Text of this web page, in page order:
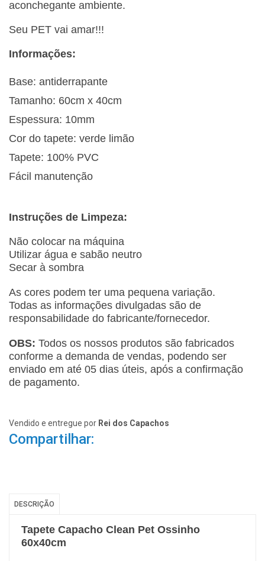
aconchegante ambiente.
Seu PET vai amar!!!
Informações:
Base: antiderrapante
Tamanho: 60cm x 40cm
Espessura: 10mm
Cor do tapete: verde limão
Tapete: 100% PVC
Fácil manutenção
Instruções de Limpeza:
Não colocar na máquina
Utilizar água e sabão neutro
Secar à sombra
As cores podem ter uma pequena variação.
Todas as informações divulgadas são de
responsabilidade do fabricante/fornecedor.
OBS: Todos os nossos produtos são fabricados
conforme a demanda de vendas, podendo ser
enviado em até 05 dias úteis, após a confirmação
de pagamento.
Vendido e entregue por Rei dos Capachos
Compartilhar:
DESCRIÇÃO
Tapete Capacho Clean Pet Ossinho
60x40cm